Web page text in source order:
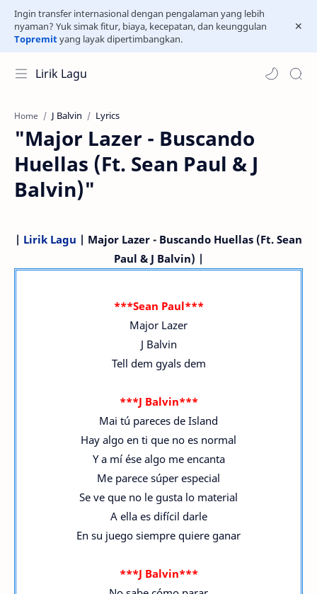
Ingin transfer internasional dengan pengalaman yang lebih
nyaman? Yuk simak fitur, biaya, kecepatan, dan keunggulan
Topremityang layak dipertimbangkan.
Lirik Lagu
Home J Balvin Lyrics
"Major Lazer - Buscando
Huellas (Ft. Sean Paul & J
Balvin)"
| Lirik Lagu | Major Lazer - Buscando Huellas (Ft. Sean
Paul & J Balvin) |
***Sean Paul***
Major Lazer
J Balvin
Tell dem gyals dem
***J Balvin***
Mai tú pareces de Island
Hay algo en ti que no es normal
Y a mí ése algo me encanta
Me parece súper especial
Se ve que no le gusta lo material
A ella es difícil darle
En su juego siempre quiere ganar
***J Balvin***